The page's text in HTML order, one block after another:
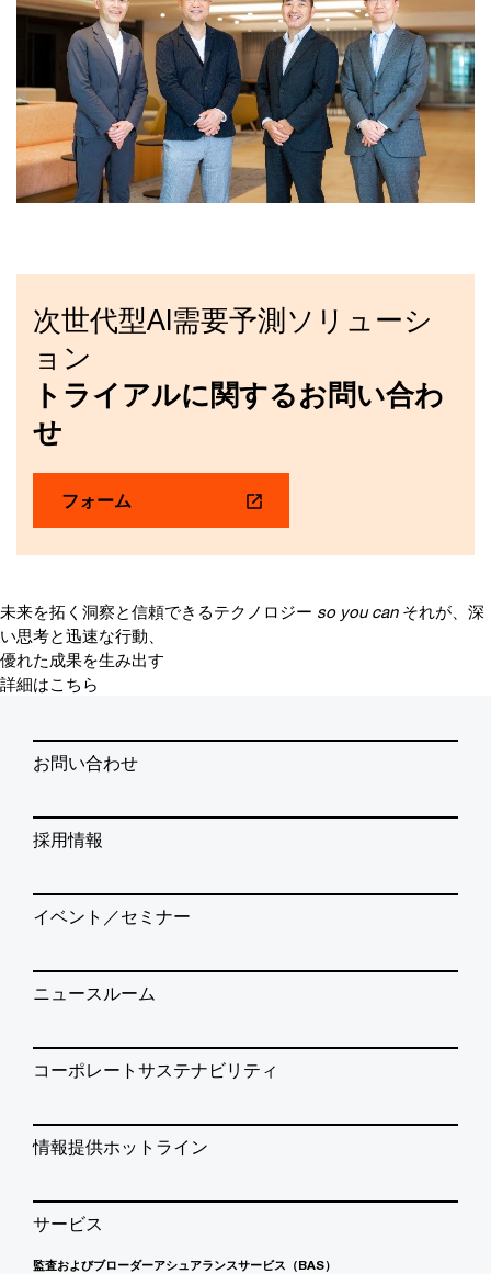
次世代型AI需要予測ソリューシ
ョン
トライアルに関するお問い合わ
せ
フォーム
未来を拓く洞察と信頼できるテクノロジー so you can それが、深
い思考と迅速な行動、
優れた成果を生み出す
詳細はこちら
お問い合わせ
採用情報
イベント／セミナー
ニュースルーム
コーポレートサステナビリティ
情報提供ホットライン
サービス
監査およびブローダーアシュアランスサービス（BAS）